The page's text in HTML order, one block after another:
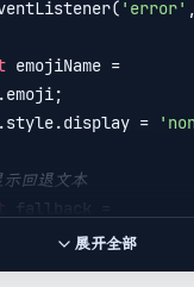
'error' ,
.style.display =
回退文本
'span'
展开全部